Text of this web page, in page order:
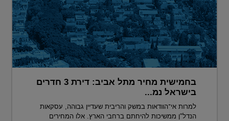
בחמישית מחיר מתל אביב: דירת 3 חדרים
בישראל נמ...
למרות אי־הוודאות במשק והריבית שעדיין גבוהה, עסקאות
הנדל"ן ממשיכות להיחתם ברחבי הארץ. אלו המחירים